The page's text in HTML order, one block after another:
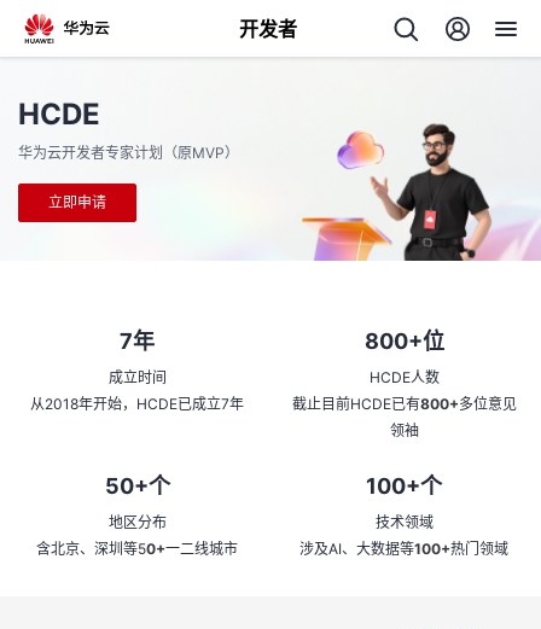
开发者
回
主
的
我
HCDE
华为云开发者专家计划（原MVP）
立即申请
7年
成立时间
从2018年开始，HCDE已成立7年
800+位
HCDE人数
截止目前HCDE已有800+多位意见
领袖
50+个
地区分布
含北京、深圳等50+一二线城市
100+个
技术领域
涉及AI、大数据等100+热门领域